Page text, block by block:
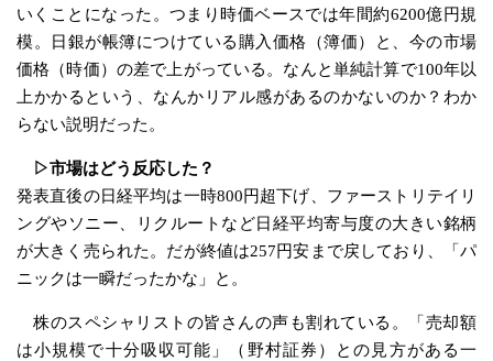
いくことになった。つまり時価ベースでは年間約6200億円規
模。日銀が帳簿につけている購入価格（簿価）と、今の市場
価格（時価）の差で上がっている。なんと単純計算で100年以
上かかるという、なんかリアル感があるのかないのか？わか
らない説明だった。
▷市場はどう反応した？
発表直後の日経平均は一時800円超下げ、ファーストリテイリ
ングやソニー、リクルートなど日経平均寄与度の大きい銘柄
が大きく売られた。だが終値は257円安まで戻しており、「パ
ニックは一瞬だったかな」と。
株のスペシャリストの皆さんの声も割れている。「売却額
は小規模で十分吸収可能」（野村証券）との見方がある一